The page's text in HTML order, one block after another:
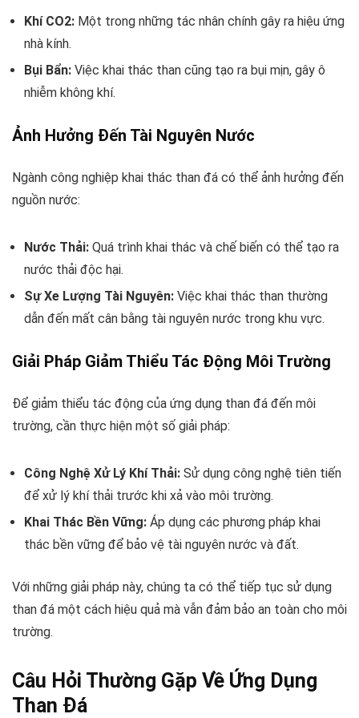
Khí CO2: Một trong những tác nhân chính gây ra hiệu ứng
nhà kính.
Bụi Bẩn: Việc khai thác than cũng tạo ra bụi mịn, gây ô
nhiễm không khí.
Ảnh Hưởng Đến Tài Nguyên Nước
Ngành công nghiệp khai thác than đá có thể ảnh hưởng đến
nguồn nước:
Nước Thải: Quá trình khai thác và chế biến có thể tạo ra
nước thải độc hại.
Sự Xe Lượng Tài Nguyên: Việc khai thác than thường
dẫn đến mất cân bằng tài nguyên nước trong khu vực.
Giải Pháp Giảm Thiểu Tác Động Môi Trường
Để giảm thiểu tác động của ứng dụng than đá đến môi
trường, cần thực hiện một số giải pháp:
Công Nghệ Xử Lý Khí Thải: Sử dụng công nghệ tiên tiến
để xử lý khí thải trước khi xả vào môi trường.
Khai Thác Bền Vững: Áp dụng các phương pháp khai
thác bền vững để bảo vệ tài nguyên nước và đất.
Với những giải pháp này, chúng ta có thể tiếp tục sử dụng
than đá một cách hiệu quả mà vẫn đảm bảo an toàn cho môi
trường.
Câu Hỏi Thường Gặp Về Ứng Dụng
Than Đá